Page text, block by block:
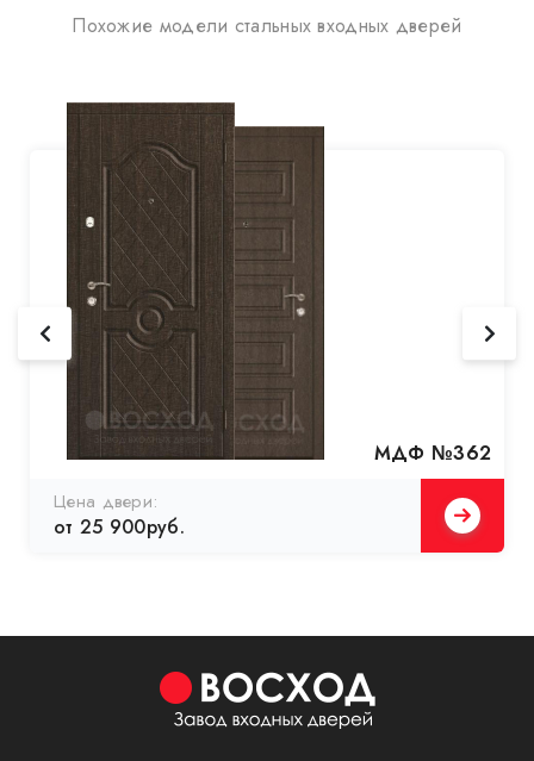
Похожие модели стальных входных дверей
МДФ №362
Цена двери:
от 25 900руб.